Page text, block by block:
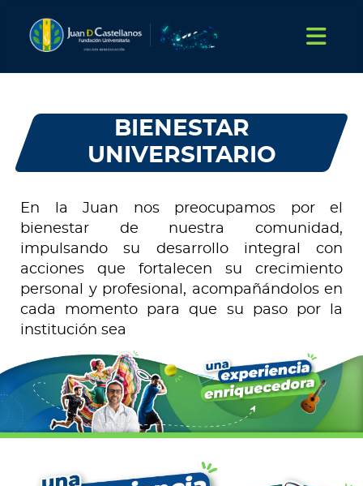
BIENESTAR
UNIVERSITARIO
En la Juan nos preocupamos por el
bienestar de nuestra comunidad,
impulsando su desarrollo integral con
acciones que fortalecen su crecimiento
personal y profesional, acompañándolos en
cada momento para que su paso por la
institución sea